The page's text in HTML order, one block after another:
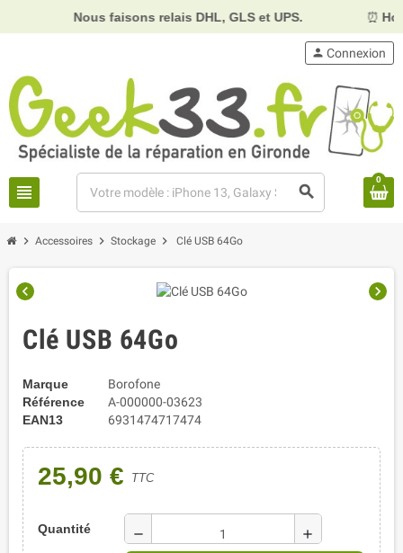
Nous faisons relais DHL, GLS et UPS. ⏰
view_headline search
person Connexion
0
chevron_right Accessoires chevron_right Stockage chevron_right Clé USB 64Go
chevron_left chevron_right
Clé USB 64Go
Marque
Borofone
Référence
A-000000-03623
EAN13
6931474717474
25,90 € TTC
Quantité remove add